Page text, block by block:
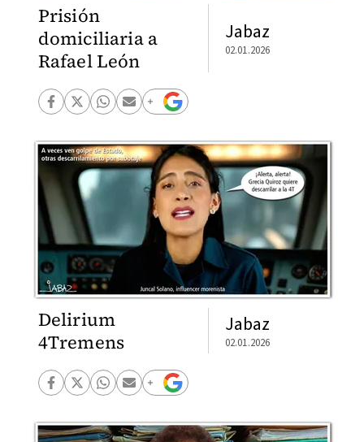
Prisión
domiciliaria a
Rafael León
Jabaz
02.01.2026
Delirium
4Tremens
Jabaz
02.01.2026